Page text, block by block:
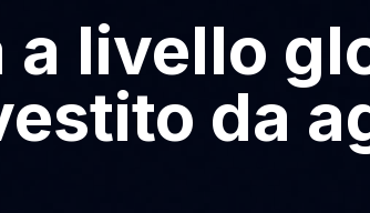
livello
da